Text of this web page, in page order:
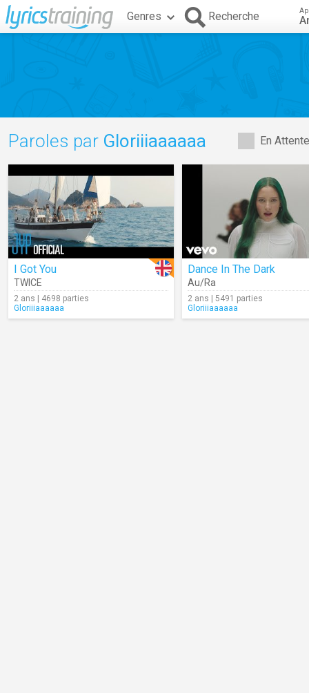
Genres Recherche
En
Paroles par Gloriiiaaaaaa
I Got You
TWICE
2 ans | 4698 parties
Gloriiiaaaaaa
Dance In The Dark
Au/Ra
2 ans | 5491 parties
Gloriiiaaaaaa